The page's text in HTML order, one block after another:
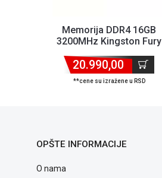
Memorija DDR4 16GB
3200MHz Kingston Fury
20.990,00
**cene su izražene u RSD
OPŠTE INFORMACIJE
O nama